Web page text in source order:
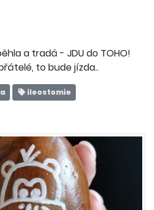
a tradá - JDU do TOHO!
to bude jízda..
ileostomie